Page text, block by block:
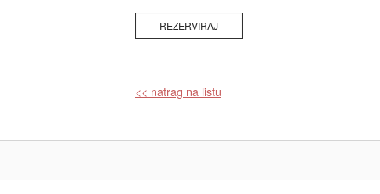
<< natrag na listu